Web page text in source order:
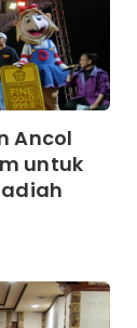
Ancol
untuk